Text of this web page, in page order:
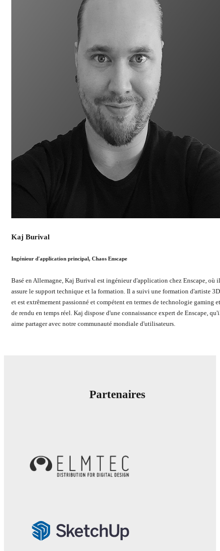
Kaj Burival
Ingénieur d'application principal, Chaos Enscape
Basé en Allemagne, Kaj Burival est ingénieur d'application chez Enscape, où il
assure le support technique et la formation. Il a suivi une formation d'artiste 3D
et est extrêmement passionné et compétent en termes de technologie gaming et
de rendu en temps réel. Kaj dispose d'une connaissance expert de Enscape,
aime partager avec notre communauté mondiale d'utilisateurs.
Partenaires